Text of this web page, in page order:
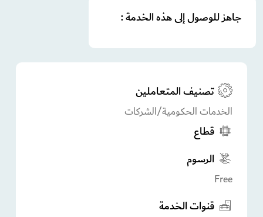
جاهز للوصول إلى هذه الخدمة :
تصنيف المتعاملين
الخدمات الحكومية/الشركات
قطاع
الرسوم
Free
قنوات الخدمة